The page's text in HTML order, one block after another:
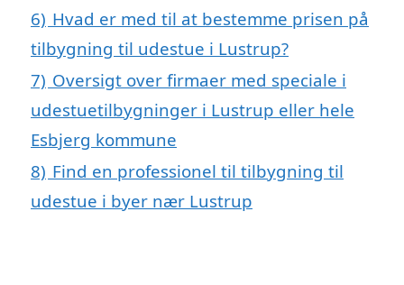
6) Hvad er med til at bestemme prisen på
tilbygning til udestue i Lustrup?
7) Oversigt over firmaer med speciale i
udestuetilbygninger i Lustrup eller hele
Esbjerg kommune
8) Find en professionel til tilbygning til
udestue i byer nær Lustrup